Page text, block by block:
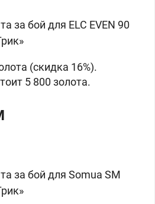
за бой для ELC EVEN 90
(скидка 16%).
5 800 золота.
за бой для Somua SM